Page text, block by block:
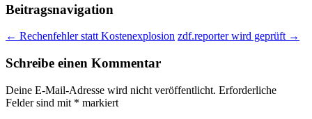
Beitragsnavigation
← Rechenfehler statt Kostenexplosion zdf.reporter wird geprüft →
Schreibe einen Kommentar
Deine E-Mail-Adresse wird nicht veröffentlicht. Erforderliche
Felder sind mit * markiert